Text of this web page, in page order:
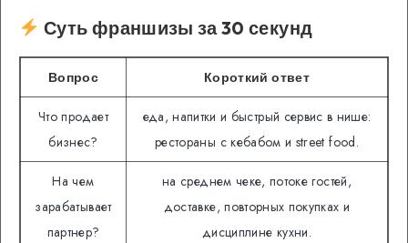
Суть франшизы за 30 секунд
Вопрос Короткий ответ
Что продает
бизнес?
еда, напитки и быстрый сервис в нише:
рестораны с кебабом и street food.
На чем
зарабатывает
партнер?
на среднем чеке, потоке гостей,
доставке, повторных покупках и
дисциплине кухни.